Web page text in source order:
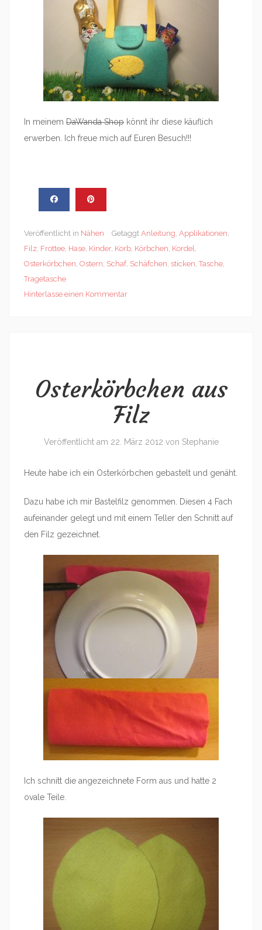
In meinem DaWanda Shop könnt ihr diese käuflich
erwerben. Ich freue mich auf Euren Besuch!!!
Veröffentlicht in Nähen Getaggt Anleitung, Applikationen,
Filz, Frottee, Hase, Kinder, Korb, Körbchen, Kordel,
Osterkörbchen, Ostern, Schaf, Schäfchen, sticken,Tasche,
Tragetasche
Hinterlasse einen Kommentar
Osterkörbchen aus
Filz
Veröffentlicht am 22. März 2012 von Stephanie
Heute habe ich ein Osterkörbchen gebastelt und genäht.
Dazu habe ich mir Bastelfilz genommen. Diesen 4 Fach
aufeinander gelegt und mit einem Teller den Schnitt auf
den Filz gezeichnet.
Ich schnitt die angezeichnete Form aus und hatte 2
ovale Teile.